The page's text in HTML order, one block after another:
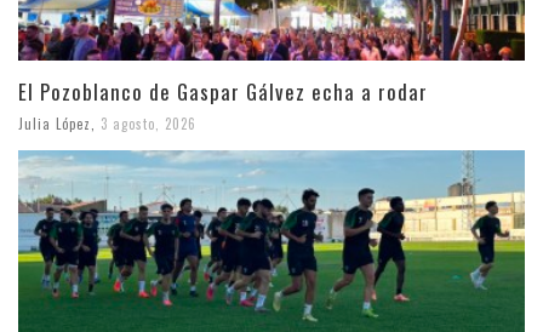
El Pozoblanco de Gaspar Gálvez echa a rodar
Julia López 3 agosto, 2026